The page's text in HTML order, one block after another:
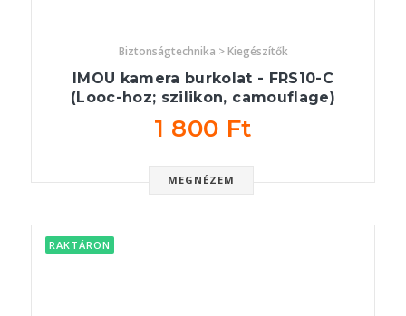
Biztonságtechnika > Kiegészítők
IMOU kamera burkolat - FRS10-C
(Looc-hoz; szilikon, camouflage)
1 800 Ft
MEGNÉZEM
RAKTÁRON